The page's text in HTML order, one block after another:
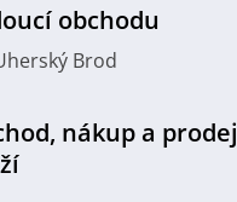
obchodu
Brod
nákup a prodej